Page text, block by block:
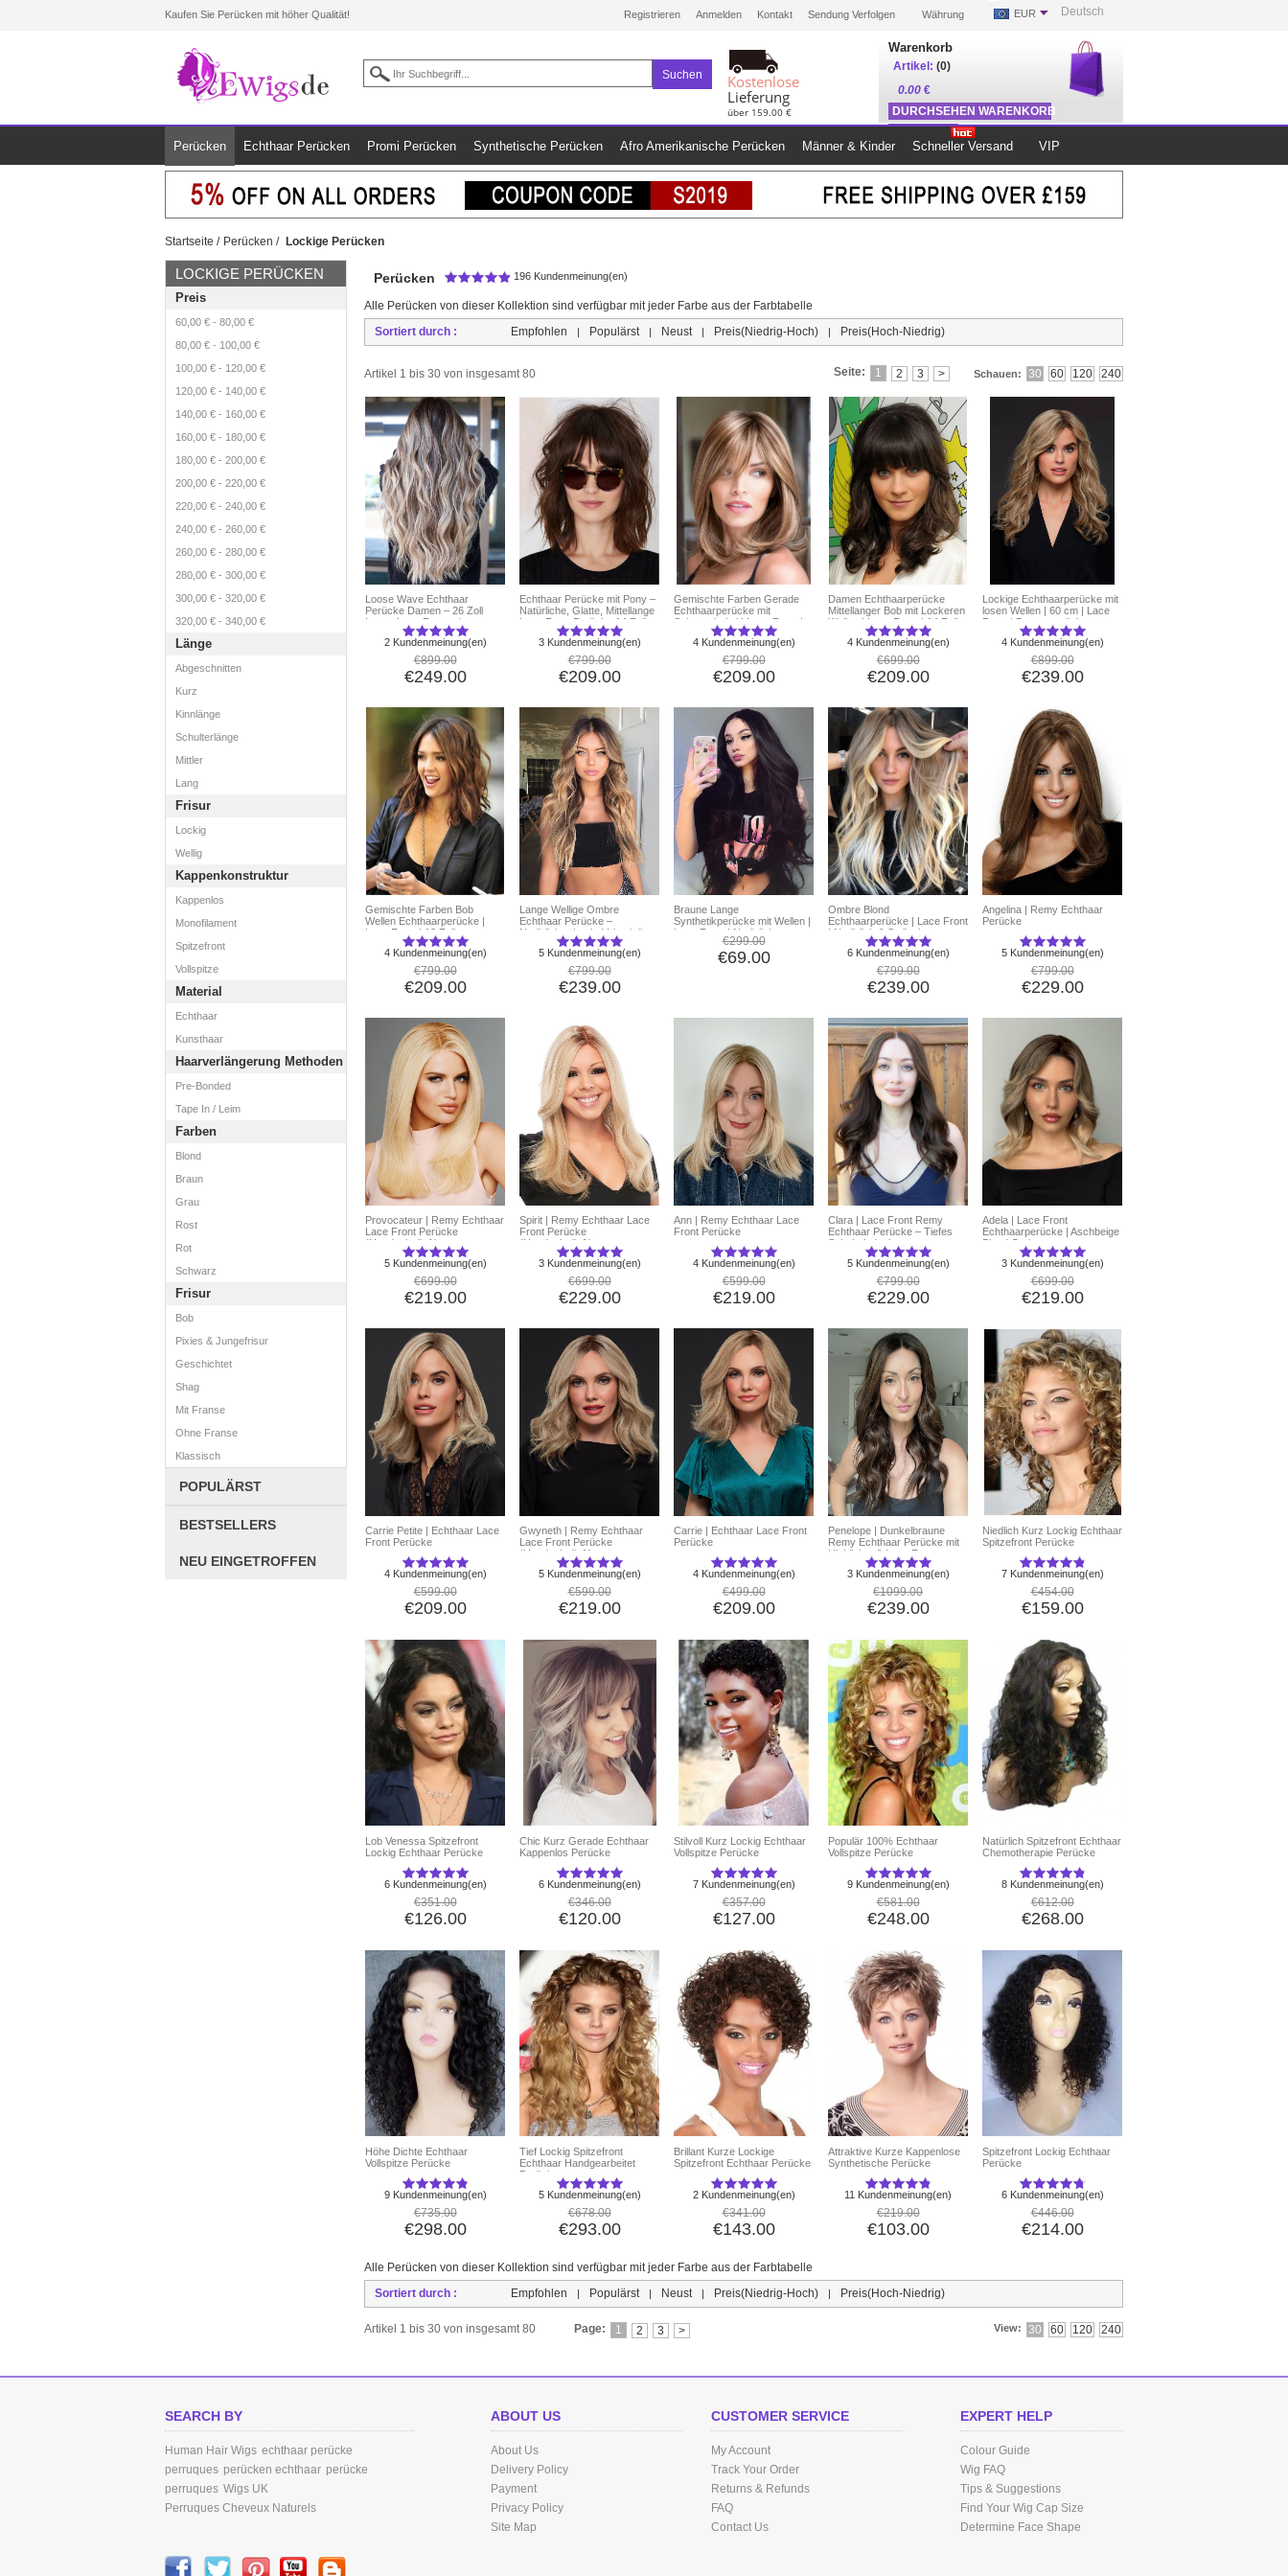
Kaufen Sie Perücken mit höher Qualität! Deutsch
Währung EUR
Registrieren Anmelden Kontakt Sendung Verfolgen
Suchen
Kostenlose
Lieferung
über 159.00 €
Warenkorb
Artikel: (0)
0.00 €
DURCHSEHEN WARENKORB
ZUR KASSE
Perücken Echthaar Perücken Promi Perücken Synthetische Perücken Afro Amerikanische Perücken Männer & Kinder Schneller Versand VIP
Startseite / Perücken / Lockige Perücken
LOCKIGE PERÜCKEN
Preis
60,00 € - 80,00 €
80,00 € - 100,00 €
100,00 € - 120,00 €
120,00 € - 140,00 €
140,00 € - 160,00 €
160,00 € - 180,00 €
180,00 € - 200,00 €
200,00 € - 220,00 €
220,00 € - 240,00 €
240,00 € - 260,00 €
260,00 € - 280,00 €
280,00 € - 300,00 €
300,00 € - 320,00 €
320,00 € - 340,00 €
Länge
Abgeschnitten
Kurz
Kinnlänge
Schulterlänge
Mittler
Lang
Frisur
Lockig
Wellig
Kappenkonstruktur
Kappenlos
Monofilament
Spitzefront
Vollspitze
Material
Echthaar
Kunsthaar
Haarverlängerung Methoden
Pre-Bonded
Tape In / Leim
Farben
Blond
Braun
Grau
Rost
Rot
Schwarz
Frisur
Bob
Pixies & Jungefrisur
Geschichtet
Shag
Mit Franse
Ohne Franse
Klassisch
POPULÄRST
BESTSELLERS
NEU EINGETROFFEN
Perücken 196 Kundenmeinung(en)
Alle Perücken von dieser Kollektion sind verfügbar mit jeder Farbe aus der Farbtabelle
Sortiert durch :
Empfohlen | Populärst | Neust | Preis(Niedrig-Hoch) | Preis(Hoch-Niedrig)
Artikel 1 bis 30 von insgesamt 80 Seite: 1 2 3 > Schauen: 30 60 120 240
Loose Wave Echthaar
Perücke Damen – 26 Zoll
Lange Lace Front mit
Natürlichem Volumen
2 Kundenmeinung(en)
€899.00
€249.00
Echthaar Perücke mit Pony –
Natürliche, Glatte, Mittellange
Lace Front Perücke 14 Zoll –
Damen Perücke für Alltag &
Party3 Kundenmeinung(en)
€799.00
€209.00
Gemischte Farben Gerade
Echthaarperücke mit
Seitenscheitel | Lace Front |
4 Kundenmeinung(en)
€799.00
€209.00
Damen Echthaarperücke
Mittellanger Bob mit Lockeren
Wellen | Lace Front | 14 Zoll
4 Kundenmeinung(en)
€699.00
€209.00
Lockige Echthaarperücke mit
losen Wellen | 60 cm | Lace
Front | Damenperücke
4 Kundenmeinung(en)
€899.00
€239.00
Gemischte Farben Bob
Wellen Echthaarperücke |
Lace Front | 12 Zoll
4 Kundenmeinung(en)
€799.00
€209.00
Lange Wellige Ombre
Echthaar Perücke –
Natürlicher Look, Voluminös,
Perfekte Haarverlängerung
5 Kundenmeinung(en)
€799.00
€239.00
Braune Lange
Synthetikperücke mit Wellen |
Lace Front | Natürliches
€299.00
€69.00
Ombre Blond
Echthaarperücke | Lace Front
| Natürlich & Stylisch
6 Kundenmeinung(en)
€799.00
€239.00
Angelina | Remy Echthaar
Perücke
5 Kundenmeinung(en)
€799.00
€229.00
Provocateur | Remy Echthaar
Lace Front Perücke
(Handgeknüpft)
5 Kundenmeinung(en)
€699.00
€219.00
Spirit | Remy Echthaar Lace
Front Perücke
(Handgeknüpft)
3 Kundenmeinung(en)
€699.00
€229.00
Ann | Remy Echthaar Lace
Front Perücke
4 Kundenmeinung(en)
€599.00
€219.00
Clara | Lace Front Remy
Echthaar Perücke – Tiefes
Schokoladenbraun
5 Kundenmeinung(en)
€799.00
€229.00
Adela | Lace Front
Echthaarperücke | Aschbeige
Blond Ombre
3 Kundenmeinung(en)
€699.00
€219.00
Carrie Petite | Echthaar Lace
Front Perücke
4 Kundenmeinung(en)
€599.00
€209.00
Gwyneth | Remy Echthaar
Lace Front Perücke
(Handgeknüpft)
5 Kundenmeinung(en)
€599.00
€219.00
Carrie | Echthaar Lace Front
Perücke
4 Kundenmeinung(en)
€499.00
€209.00
Penelope | Dunkelbraune
Remy Echthaar Perücke mit
Highlights & Lace Front
3 Kundenmeinung(en)
€1099.00
€239.00
Niedlich Kurz Lockig Echthaar
Spitzefront Perücke
7 Kundenmeinung(en)
€454.00
€159.00
Lob Venessa Spitzefront
Lockig Echthaar Perücke
6 Kundenmeinung(en)
€351.00
€126.00
Chic Kurz Gerade Echthaar
Kappenlos Perücke
6 Kundenmeinung(en)
€346.00
€120.00
Stilvoll Kurz Lockig Echthaar
Vollspitze Perücke
7 Kundenmeinung(en)
€357.00
€127.00
Populär 100% Echthaar
Vollspitze Perücke
9 Kundenmeinung(en)
€581.00
€248.00
Natürlich Spitzefront Echthaar
Chemotherapie Perücke
8 Kundenmeinung(en)
€612.00
€268.00
Höhe Dichte Echthaar
Vollspitze Perücke
9 Kundenmeinung(en)
€735.00
€298.00
Tief Lockig Spitzefront
Echthaar Handgearbeitet
Perücke
5 Kundenmeinung(en)
€678.00
€293.00
Brillant Kurze Lockige
Spitzefront Echthaar Perücke
2 Kundenmeinung(en)
€341.00
€143.00
Attraktive Kurze Kappenlose
Synthetische Perücke
11 Kundenmeinung(en)
€219.00
€103.00
Spitzefront Lockig Echthaar
Perücke
6 Kundenmeinung(en)
€446.00
€214.00
Alle Perücken von dieser Kollektion sind verfügbar mit jeder Farbe aus der Farbtabelle
Sortiert durch :
Empfohlen | Populärst | Neust | Preis(Niedrig-Hoch) | Preis(Hoch-Niedrig)
Artikel 1 bis 30 von insgesamt 80 Page: 1 2 3 > View: 30 60 120 240
SEARCH BY
Human Hair Wigs echthaar perücke
perruques perücken echthaar perücke
perruques Wigs UK
Perruques Cheveux Naturels
ABOUT US
About Us
Delivery Policy
Payment
Privacy Policy
Site Map
CUSTOMER SERVICE
My Account
Track Your Order
Returns & Refunds
FAQ
Contact Us
EXPERT HELP
Colour Guide
Wig FAQ
Tips & Suggestions
Find Your Wig Cap Size
Determine Face Shape